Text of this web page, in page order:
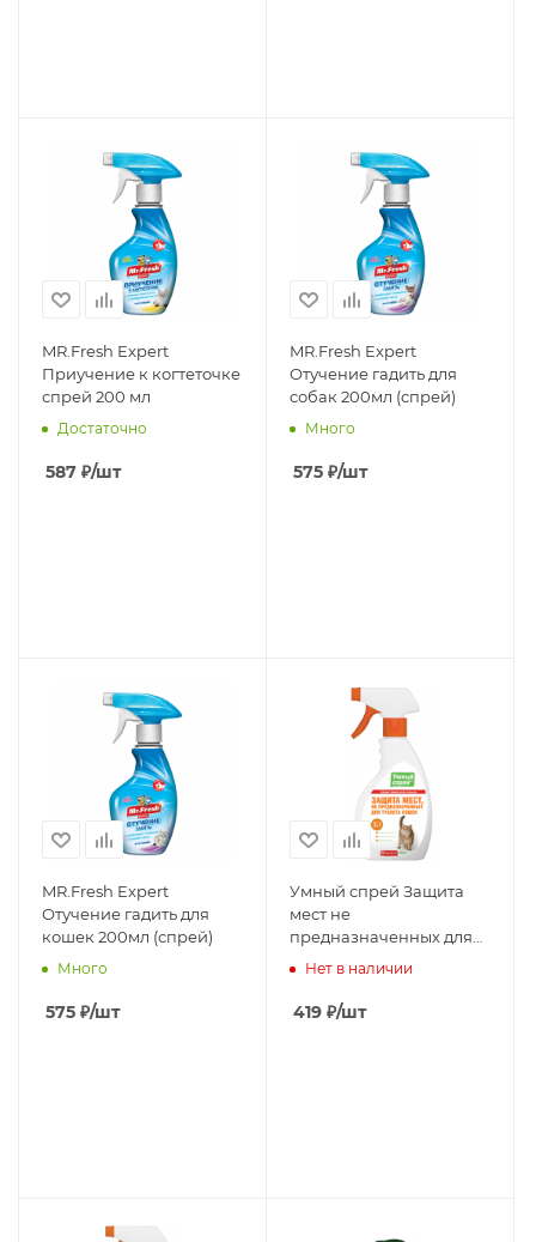
MR.Fresh Expert
Приучение к когтеточке
спрей 200 мл
Достаточно
587 ₽/шт
MR.Fresh Expert
Отучение гадить для
собак 200мл (спрей)
Много
575 ₽/шт
MR.Fresh Expert
Отучение гадить для
кошек 200мл (спрей)
Много
575 ₽/шт
Умный спрей Защита
мест не
предназначенных для
туалета кошек, 200 мл
Нет в наличии
419 ₽/шт